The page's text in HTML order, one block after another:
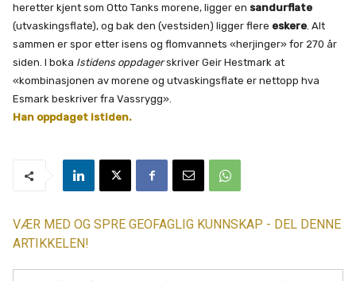
heretter kjent som Otto Tanks morene, ligger en sandurflate
(utvaskingsflate), og bak den (vestsiden) ligger flere eskere. Alt
sammen er spor etter isens og flomvannets «herjinger» for 270 år
siden. I boka Istidens oppdagerskriver Geir Hestmark at
«kombinasjonen av morene og utvaskingsflate er nettopp hva
Esmark beskriver fra Vassrygg».
Han oppdaget istiden.
VÆR MED OG SPRE GEOFAGLIG KUNNSKAP - DEL DENNE
ARTIKKELEN!